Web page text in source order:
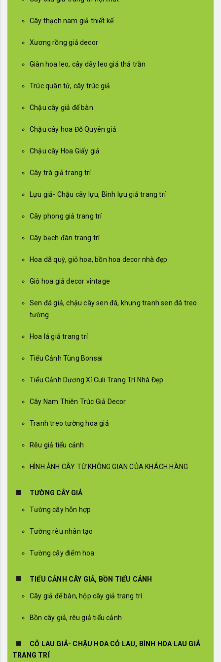
Cây thạch nam giả thiết kế
Xương rồng giả decor
Giàn hoa leo, cây dây leo giả thả trần
Trúc quân tử, cây trúc giả
Chậu cây giả để bàn
Chậu cây hoa Đỗ Quyên giả
Chậu cây Hoa Giấy giả
Cây trà giả trang trí
Lựu giả- Chậu cây lựu, Bình lựu giả trang trí
Cây phong giả trang trí
Cây bạch đàn trang trí
Hoa dã quỳ, giỏ hoa, bồn hoa decor nhà đẹp
Giỏ hoa giả decor vintage
Sen đá giả, chậu cây sen đá, khung tranh sen đá treo
tường
Hoa lá giả trang trí
Tiểu Cảnh Tùng Bonsai
Tiểu Cảnh Dương Xỉ Culi Trang Trí Nhà Đẹp
Cây Nam Thiên Trúc Giả Decor
Tranh treo tường hoa giả
Rêu giả tiểu cảnh
HÌNH ẢNH CÂY TỪ KHÔNG GIAN CỦA KHÁCH HÀNG
TƯỜNG CÂY GIẢ
Tường cây hỗn hợp
Tường rêu nhân tạo
Tường cây điểm hoa
TIỂU CẢNH CÂY GIẢ, BỒN TIỂU CẢNH
Cây giả để bàn, hộp cây giả trang trí
Bồn cây giả, rêu giả tiểu cảnh
CỎ LAU GIẢ- CHẬU HOA CỎ LAU, BÌNH HOA LAU GIẢ
TRANG TRÍ